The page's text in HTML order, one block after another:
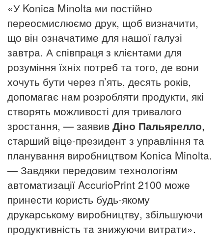
«У Konica Minolta ми постійно
переосмислюємо друк, щоб визначити,
що він означатиме для нашої галузі
завтра. А співпраця з клієнтами для
розуміння їхніх потреб та того, де вони
хочуть бути через п’ять, десять років,
допомагає нам розробляти продукти, які
створять можливості для тривалого
зростання, — заявив Діно Пальярелло,
старший віце-президент з управління та
планування виробництвом Konica Minolta.
— Завдяки передовим технологіям
автоматизації AccurioPrint 2100 може
принести користь будь-якому
друкарському виробництву, збільшуючи
продуктивність та знижуючи витрати».